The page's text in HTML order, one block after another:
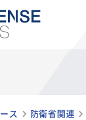
ス 防衛省関連